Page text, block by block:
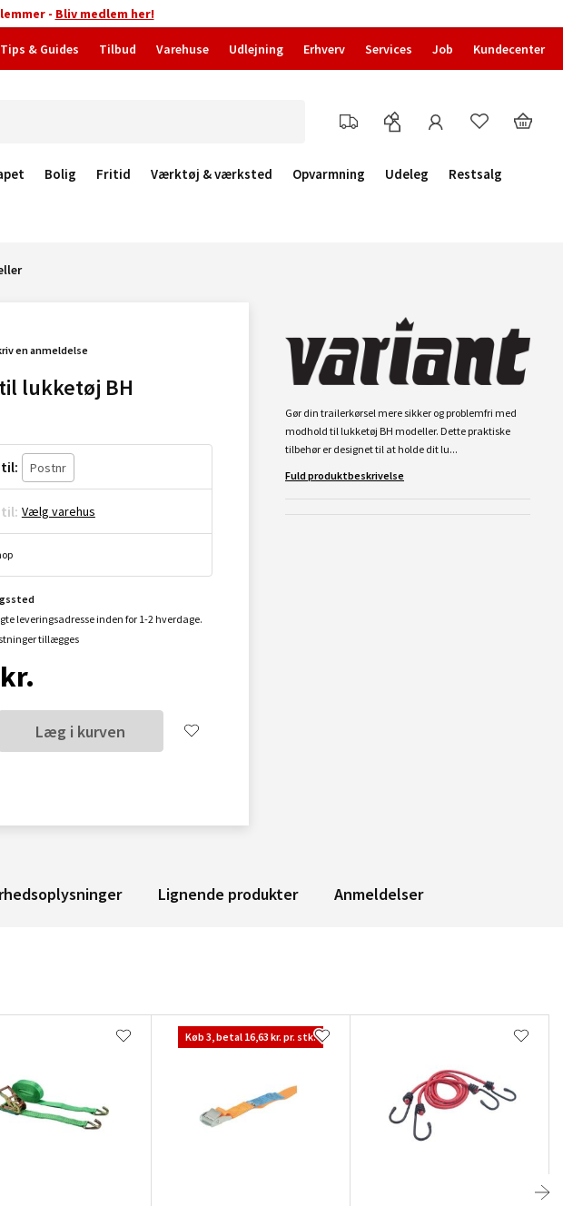
- Bliv medlem her!
Tips & Guides Tilbud Varehuse Udlejning Erhverv Services Job Kundecenter
Bolig Fritid Værktøj & værksted Opvarmning Udeleg
Restsalg
en anmeldelse
lukketøj BH
til:
Vælg varehus
leveringsadresse inden for 1-2 hverdage.
tillægges
Læg i kurven
Gør din trailerkørsel mere sikker og problemfri med
modhold til lukketøj BH modeller. Dette praktiske
tilbehør er designet til at holde dit lu...
Fuld produktbeskrivelse
Lignende produkter Anmeldelser
Køb 3, betal 16,63 kr. pr. stk.